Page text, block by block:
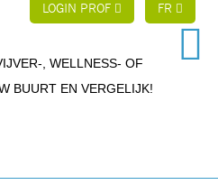
LOGIN PROF FR
, WELLNESS- OF
BUURT EN VERGELIJK!